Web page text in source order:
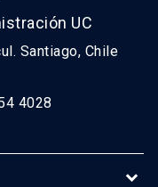
UC
Santiago, Chile
4028